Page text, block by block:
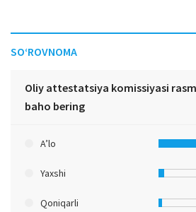
SO‘ROVNOMA
Oliy attestatsiya komissiyasi
baho bering
A’lo
Yaxshi
Qoniqarli